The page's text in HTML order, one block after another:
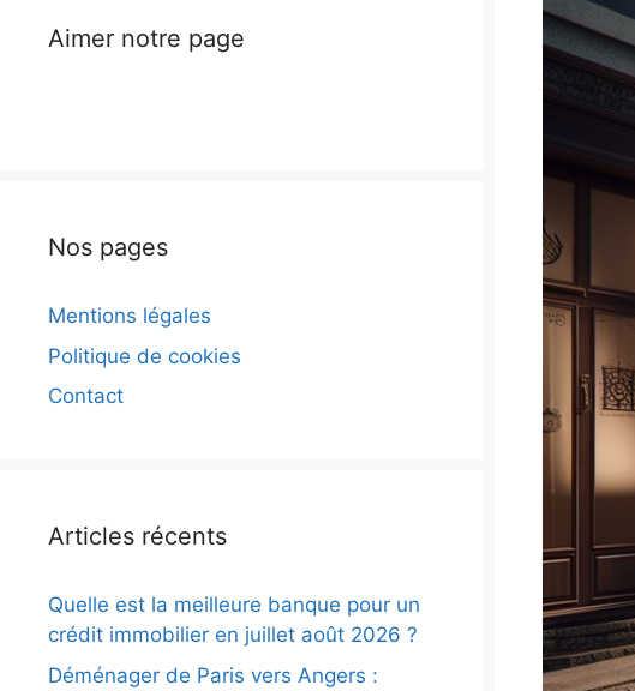
Aimer notre page
Nos pages
Mentions légales
Politique de cookies
Contact
Articles récents
Quelle est la meilleure banque pour un
crédit immobilier en juillet août 2026 ?
Déménager de Paris vers Angers :